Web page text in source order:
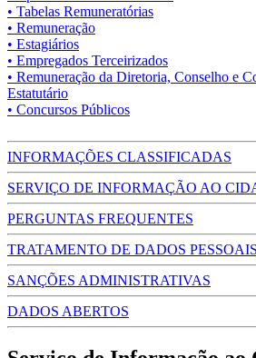
• Tabelas Remuneratórias
• Remuneração
• Estagiários
• Empregados Terceirizados
• Remuneração da Diretoria, Conselho e
Estatutário
• Concursos Públicos
INFORMAÇÕES CLASSIFICADAS
SERVIÇO DE INFORMAÇÃO AO
PERGUNTAS FREQUENTES
TRATAMENTO DE DADOS PESSOAIS
SANÇÕES ADMINISTRATIVAS
DADOS ABERTOS